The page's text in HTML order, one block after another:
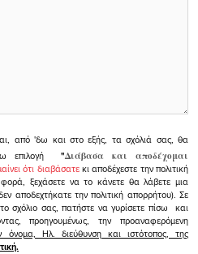
από 'δω και στο εξής, τα σχόλιά σας, θα
επιλογή
"Διάβασα και αποδέχομαι
ότι διαβάσατεκι αποδέχεστε την πολιτική
ξεχάσετε να το κάνετε θα λάβετε μια
αποδεχτήκατε την πολιτική απορρήτου). Σε
σχόλιο σας, πατήστε να γυρίσετε πίσω και
προηγουμένως, την προαναφερόμενη
Ηλ. διεύθυνση και ιστότοπος, της